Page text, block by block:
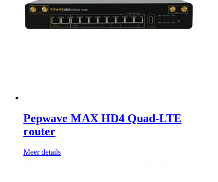
Pepwave MAX HD4 Quad-LTE
router
Meer details